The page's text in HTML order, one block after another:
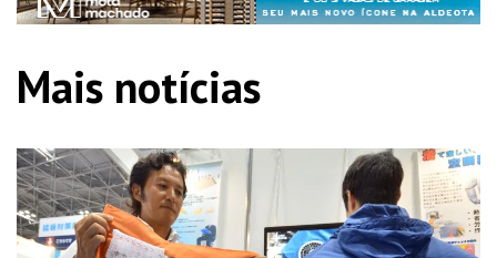
Mais notícias